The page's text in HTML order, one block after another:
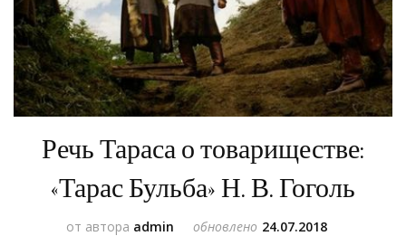
Речь Тараса о товариществе:
«Тарас Бульба» Н. В. Гоголь
от автора admin обновлено 24.07.2018